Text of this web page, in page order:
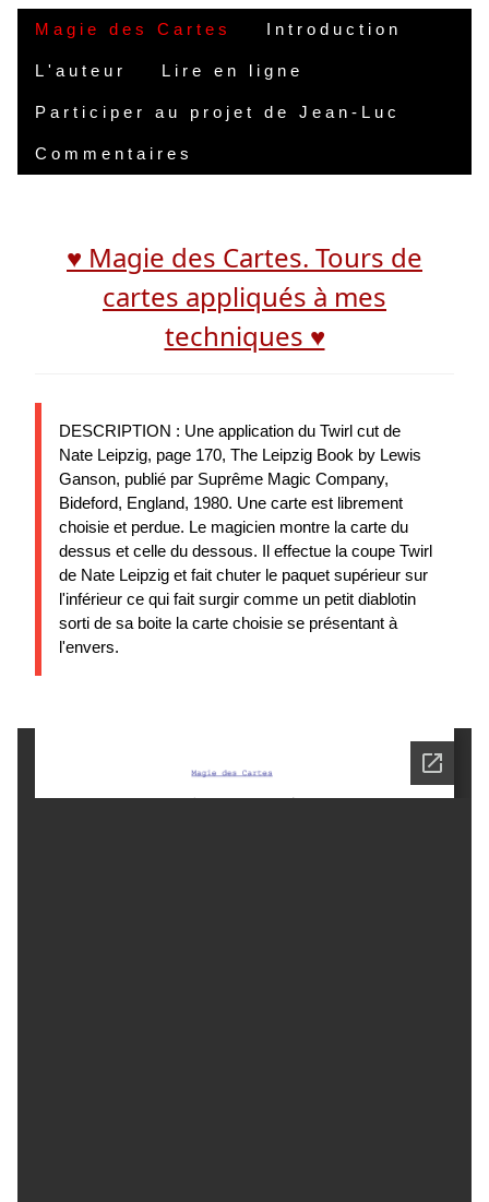
Magie des Cartes Introduction
L'auteur Lire en ligne
Participer au projet de Jean-Luc
Commentaires
♥ Magie des Cartes. Tours de
cartes appliqués à mes
techniques ♥
DESCRIPTION : Une application du Twirl cut de
Nate Leipzig, page 170, The Leipzig Book by Lewis
Ganson, publié par Suprême Magic Company,
Bideford, England, 1980. Une carte est librement
choisie et perdue. Le magicien montre la carte du
dessus et celle du dessous. Il effectue la coupe Twirl
de Nate Leipzig et fait chuter le paquet supérieur sur
l'inférieur ce qui fait surgir comme un petit diablotin
sorti de sa boite la carte choisie se présentant à
l'envers.